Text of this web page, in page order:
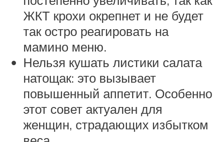
ЖКТ крохи окрепнет и не будет
так остро реагировать на
мамино меню.
Нельзя кушать листики салата
натощак: это вызывает
повышенный аппетит. Особенно
этот совет актуален для
женщин, страдающих избытком